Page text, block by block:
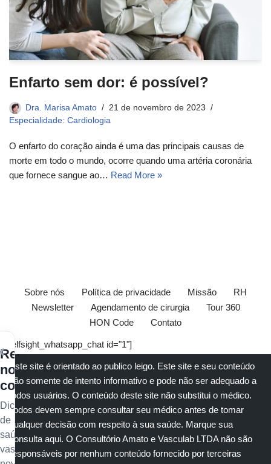
Enfarto sem dor: é possível?
Dra. Marisa Amato
21 de novembro de 2023
Especialidade: Cardiologia
O enfarto do coração ainda é uma das principais causas de
morte em todo o mundo, ocorre quando uma artéria coronária
que fornece sangue ao… Read More »
Sobre nós Política de privacidade Missão
RH
Newsletter
Agendamento de cirurgia
Tour 360
HON Code
Contato
[elfsight_whatsapp_chat id="1"]
Este site é orientado ao publico leigo. Este site e seu conteúdo
são somente de intento informativo e pode não ser adequado a
todos usuários. O conteúdo deste site não substitui o médico.
Todos devem sempre consultar seu médico antes de tomar
qualquer decisão com respeito à sua saúde. Marque sua
consulta aqui. O Consultório Amato e Vasculab LTDA não são
responsáveis por nenhum conteúdo fornecido por terceiras
Receba
nossos
conteúdos
Dicas
de
saúde
vascular,